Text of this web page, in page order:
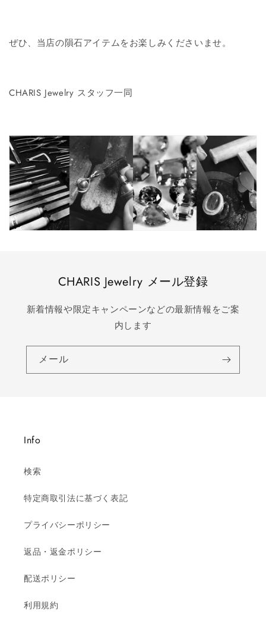
ぜひ、当店の隕石アイテムをお楽しみくださいませ。
CHARIS Jewelry スタッフ一同
CHARIS Jewelry メール登録
新着情報や限定キャンペーンなどの最新情報をご案
内します
メール
Info
検索
特定商取引法に基づく表記
プライバシーポリシー
返品・返金ポリシー
配送ポリシー
利用規約